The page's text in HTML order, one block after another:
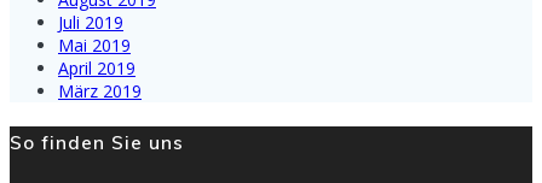
Juli 2019
Mai 2019
April 2019
März 2019
So finden Sie uns